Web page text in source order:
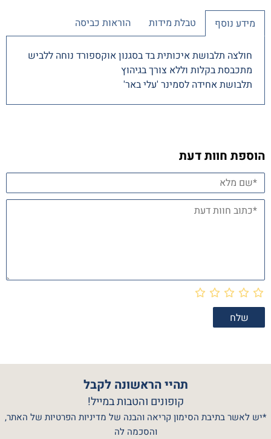
מידע נוסף טבלת מידות הוראות כביסה
חולצה תלבושת איכותית בד בסגנון אוקספורד נוחה ללביש
מתכבסת בקלות וללא צורך בגיהוץ
תלבושת אחידה לסמינר 'עלי באר'
הוספת חוות דעת
תהיי הראשונה לקבל
קופונים והטבות במייל!
*יש לאשר בתיבת הסימון קריאה והבנה של מדיניות הפרטיות של האתר,
והסכמה לה